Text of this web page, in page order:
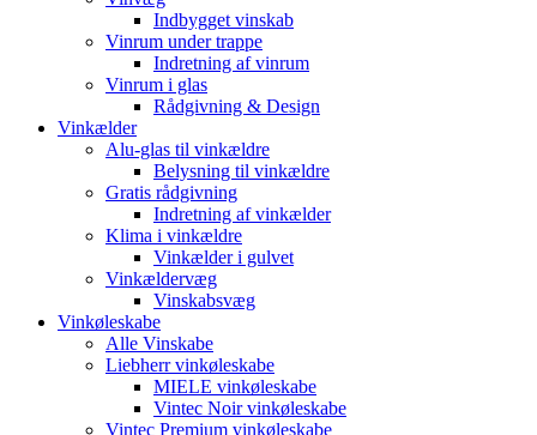
Indbygget vinskab
Vinrum under trappe
Indretning af vinrum
Vinrum i glas
Rådgivning & Design
Vinkælder
Alu-glas til vinkældre
Belysning til vinkældre
Gratis rådgivning
Indretning af vinkælder
Klima i vinkældre
Vinkælder i gulvet
Vinkældervæg
Vinskabsvæg
Vinkøleskabe
Alle Vinskabe
Liebherr vinkøleskabe
MIELE vinkøleskabe
Vintec Noir vinkøleskabe
Vintec Premium vinkøleskabe